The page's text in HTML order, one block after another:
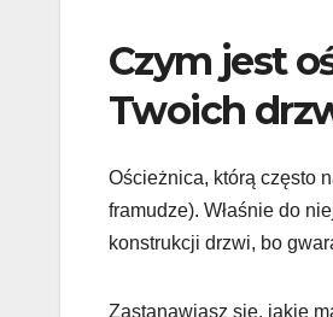
Czym jest
Twoich
Ościeżnica, którą często
framudze). Właśnie do
konstrukcji drzwi, bo
Zastanawiasz się, jakie